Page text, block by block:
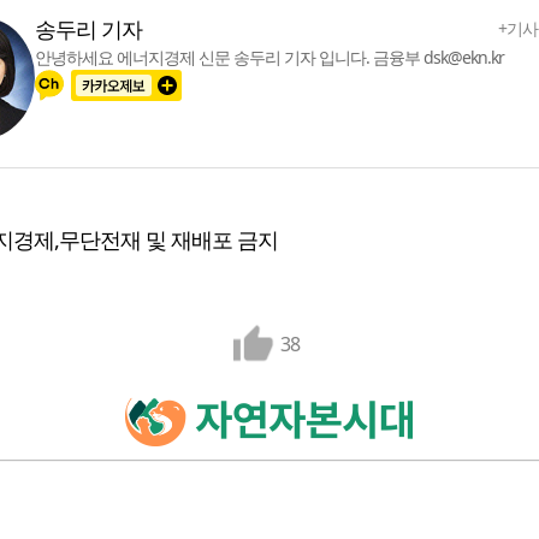
송두리 기자
+기
안녕하세요 에너지경제 신문 송두리 기자 입니다. 금융부 dsk@ekn.kr
제,무단전재 및 재배포 금지
38